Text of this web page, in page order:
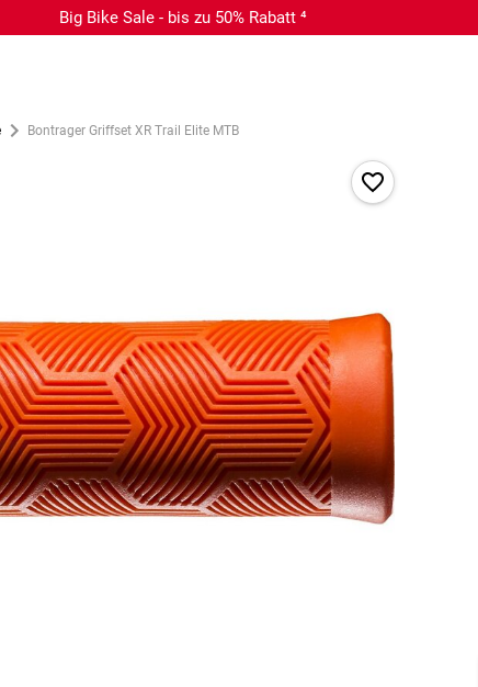
Big Bike Sale - bis zu 50% Rabatt ⁴
Bontrager Griffset XR Trail Elite MTB